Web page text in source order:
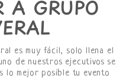
A GRUPO
es muy fácil, solo llena el
de nuestros ejecutivos se
lo mejor posible tu evento